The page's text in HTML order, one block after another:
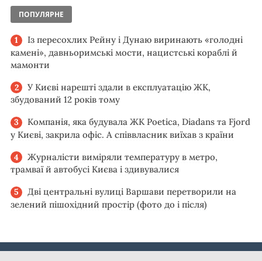
ПОПУЛЯРНЕ
Із пересохлих Рейну і Дунаю виринають «голодні
камені», давньоримські мости, нацистські кораблі й
мамонти
У Києві нарешті здали в експлуатацію ЖК,
збудований 12 років тому
Компанія, яка будувала ЖК Poetica, Diadans та Fjord
у Києві, закрила офіс. А співвласник виїхав з країни
Журналісти виміряли температуру в метро,
трамваї й автобусі Києва і здивувалися
Дві центральні вулиці Варшави перетворили на
зелений пішохідний простір (фото до і після)